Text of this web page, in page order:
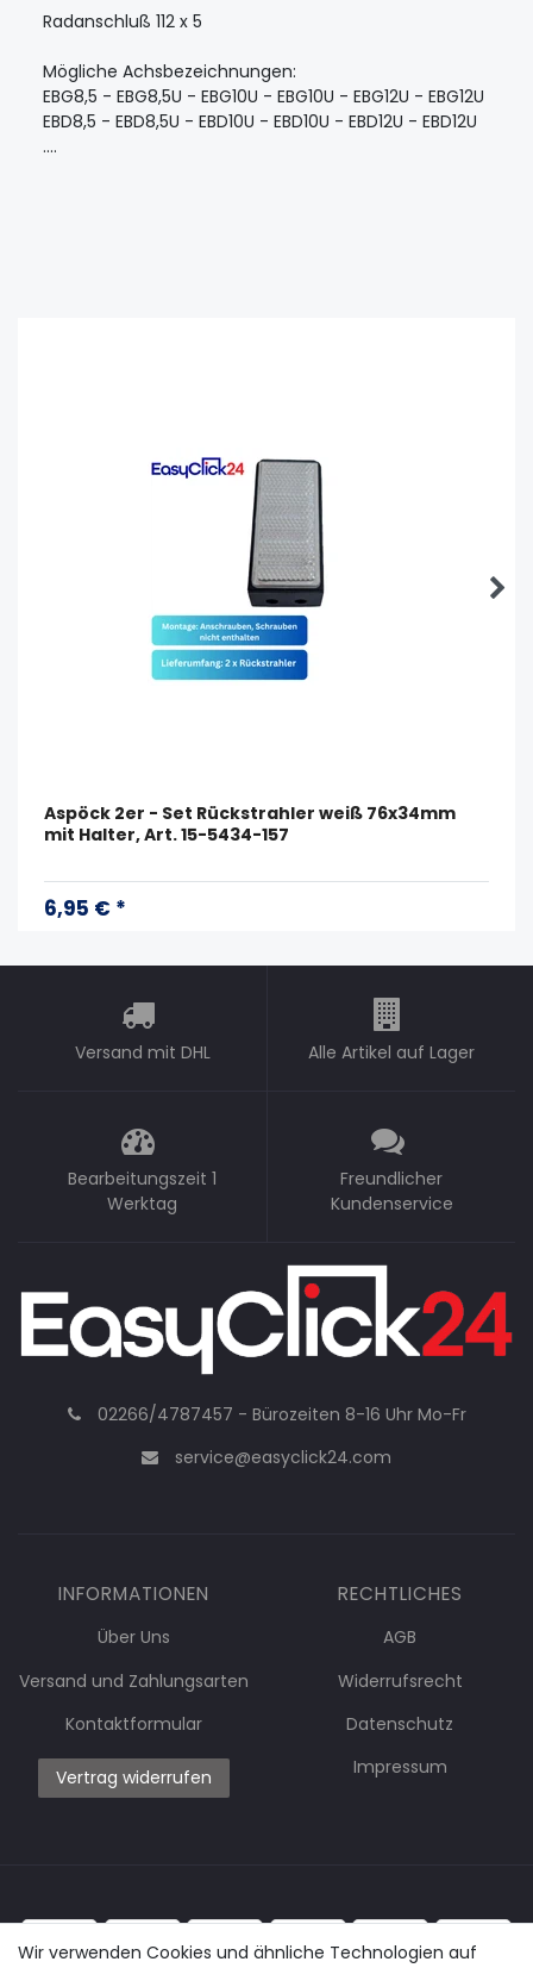
Radanschluß 112 x 5
Mögliche Achsbezeichnungen:
EBG8,5 - EBG8,5U - EBG10U - EBG10U - EBG12U - EBG12U
EBD8,5 - EBD8,5U - EBD10U - EBD10U - EBD12U - EBD12U
....
Aspöck 2er - Set Rückstrahler weiß 76x34mm
mit Halter, Art. 15-5434-157
6,95 € *
Versand mit DHL Alle Artikel auf Lager
Bearbeitungszeit 1
Werktag
Freundlicher
Kundenservice
02266/4787457 - Bürozeiten 8-16 Uhr Mo-Fr
service@easyclick24.com
INFORMATIONEN
Über Uns
Versand und Zahlungsarten
Kontaktformular
Vertrag widerrufen
RECHTLICHES
AGB
Widerrufsrecht
Datenschutz
Impressum
Wir verwenden Cookies und ähnliche Technologien auf